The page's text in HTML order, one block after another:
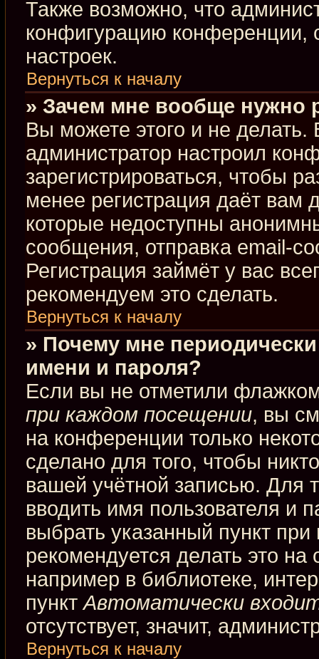
Также возможно, что
конфигурацию конференции,
настроек.
Вернуться к началу
» Зачем мне вообще нужно
Вы можете этого и не делать.
администратор настроил
зарегистрироваться, чтобы
менее регистрация даёт вам
которые недоступны
сообщения, отправка email-
Регистрация займёт у вас
рекомендуем это сделать.
Вернуться к началу
» Почему мне
имени и пароля?
Если вы не отметили
при каждом посещении, вы
на конференции только
сделано для того, чтобы
вашей учётной записью. Для
вводить имя пользователя и
выбрать указанный пункт
рекомендуется делать это
например в библиотеке,
пунктАвтоматически
отсутствует, значит,
Вернуться к началу